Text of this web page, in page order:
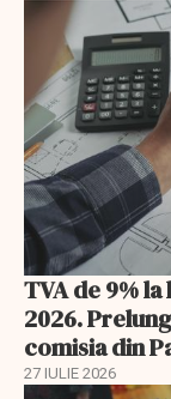
TVA de 9%
2026.
comisia din
27 IULIE 2026